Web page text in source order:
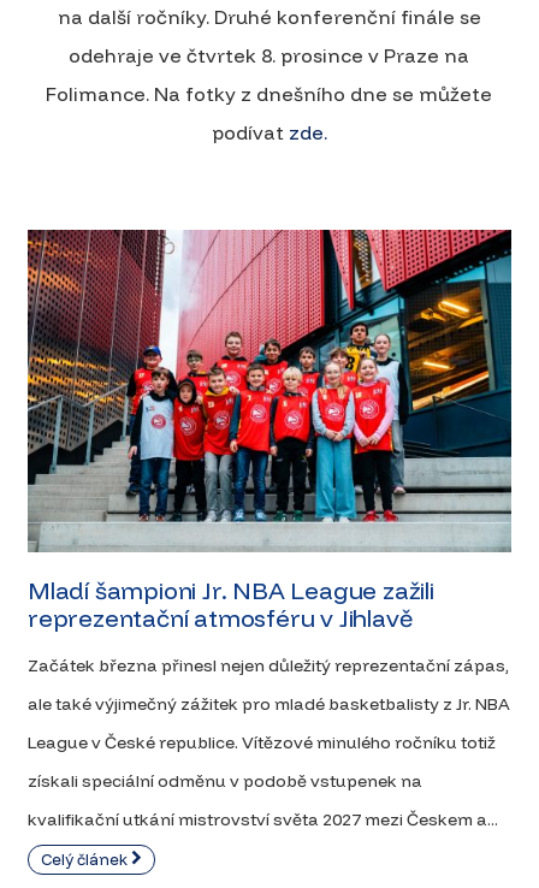
na další ročníky. Druhé konferenční finále se
odehraje ve čtvrtek 8. prosince v Praze na
Folimance. Na fotky z dnešního dne se můžete
podívat zde.
Mladí šampioni Jr. NBA League zažili
reprezentační atmosféru v Jihlavě
Začátek března přinesl nejen důležitý reprezentační zápas,
ale také výjimečný zážitek pro mladé basketbalisty z Jr. NBA
League v České republice. Vítězové minulého ročníku totiž
získali speciální odměnu v podobě vstupenek na
kvalifikační utkání mistrovství světa 2027 mezi Českem a...
Celý článek